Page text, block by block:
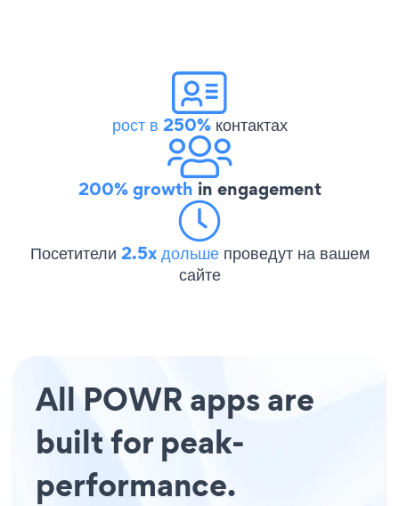
рост в 250%контактах
200% growth in engagement
Посетители 2.5x дольше проведут на вашем
сайте
All POWR apps are
built for peak-
performance.